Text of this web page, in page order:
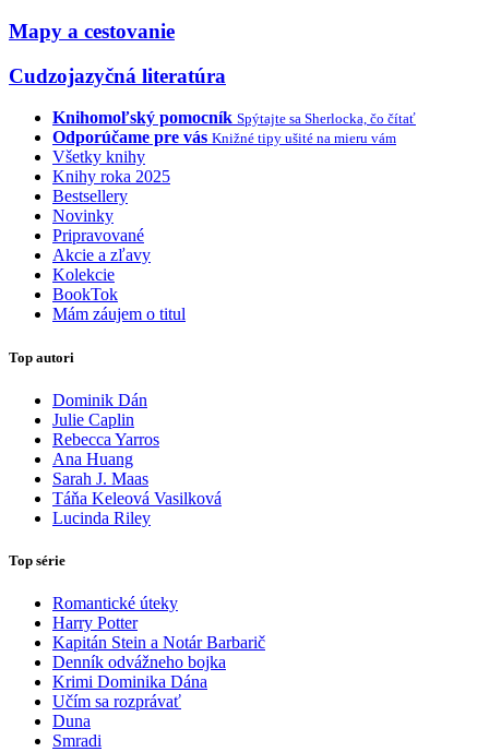
Mapy a cestovanie
Cudzojazyčná literatúra
Knihomoľský pomocník Spýtajte sa Sherlocka, čo čítať
Odporúčame pre vás Knižné tipy ušité na mieru vám
Všetky knihy
Knihy roka 2025
Bestsellery
Novinky
Pripravované
Akcie a zľavy
Kolekcie
BookTok
Mám záujem o titul
Top autori
Dominik Dán
Julie Caplin
Rebecca Yarros
Ana Huang
Sarah J. Maas
Táňa Keleová Vasilková
Lucinda Riley
Top série
Romantické úteky
Harry Potter
Kapitán Stein a Notár Barbarič
Denník odvážneho bojka
Krimi Dominika Dána
Učím sa rozprávať
Duna
Smradi